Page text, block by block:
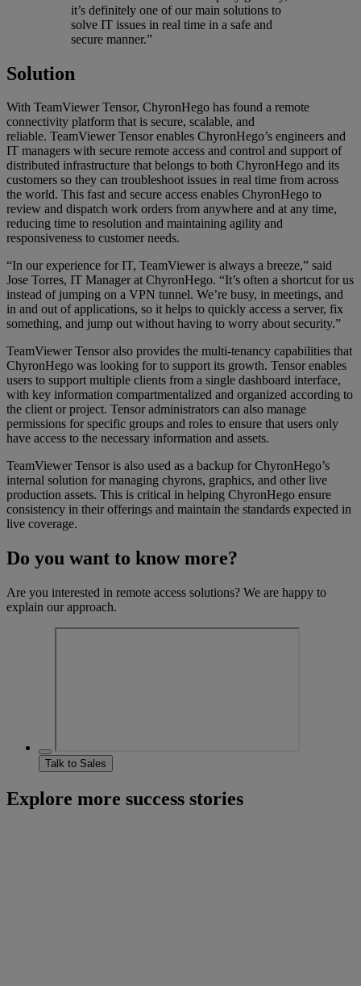
it’s definitely one of our main solutions to
solve IT issues in real time in a safe and
secure manner.”
Solution
With TeamViewer Tensor, ChyronHego has found a remote
connectivity platform that is secure, scalable, and
reliable. TeamViewer Tensor enables ChyronHego’s engineers and
IT managers with secure remote access and control and support of
distributed infrastructure that belongs to both ChyronHego and its
customers so they can troubleshoot issues in real time from across
the world. This fast and secure access enables ChyronHego to
review and dispatch work orders from anywhere and at any time,
reducing time to resolution and maintaining agility and
responsiveness to customer needs.
“In our experience for IT, TeamViewer is always a breeze,” said
Jose Torres, IT Manager at ChyronHego. “It’s often a shortcut for us
instead of jumping on a VPN tunnel. We’re busy, in meetings, and
in and out of applications, so it helps to quickly access a server, fix
something, and jump out without having to worry about security.”
TeamViewer Tensor also provides the multi-tenancy capabilities that
ChyronHego was looking for to support its growth. Tensor enables
users to support multiple clients from a single dashboard interface,
with key information compartmentalized and organized according to
the client or project. Tensor administrators can also manage
permissions for specific groups and roles to ensure that users only
have access to the necessary information and assets.
TeamViewer Tensor is also used as a backup for ChyronHego’s
internal solution for managing chyrons, graphics, and other live
production assets. This is critical in helping ChyronHego ensure
consistency in their offerings and maintain the standards expected in
live coverage.
Do you want to know more?
Are you interested in remote access solutions? We are happy to
explain our approach.
Talk to Sales
Explore more success stories